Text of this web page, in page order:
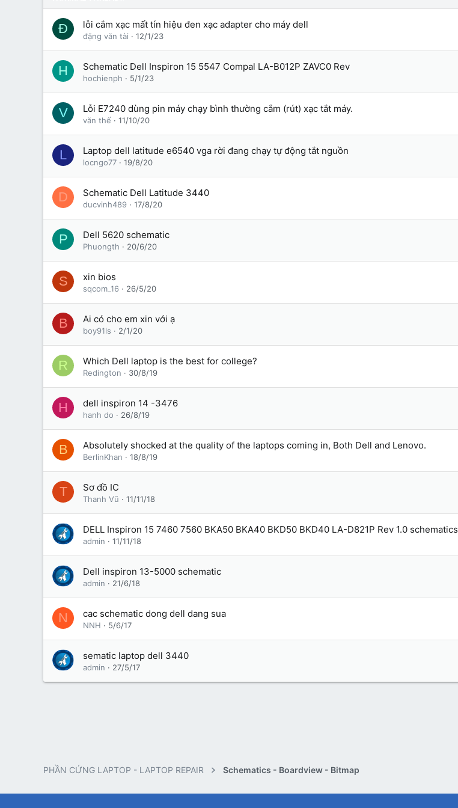
Đ lỗi cắm xạc mất tín hiệu đen xạc adapter cho máy dell
đặng văn tài 12/1/23
H Schematic Dell Inspiron 15 5547 Compal LA-B012P ZAVC0 Rev
hochienph 5/1/23
V Lỗi E7240 dùng pin máy chạy bình thường cắm (rút) xạc tắt máy.
văn thế 11/10/20
L Laptop dell latitude e6540 vga rời đang chạy tự động tắt nguồn
locngo77 19/8/20
D Schematic Dell Latitude 3440
ducvinh489 17/8/20
P Dell 5620 schematic
Phuongth 20/6/20
S xin bios
sqcom_16 26/5/20
B Ai có cho em xin với ạ
boy91ls 2/1/20
R Which Dell laptop is the best for college?
Redington 30/8/19
H dell inspiron 14 -3476
hanh do 26/8/19
B Absolutely shocked at the quality of the laptops coming in, Both Dell and Lenovo.
BerlinKhan 18/8/19
T Sơ đồ IC
Thanh Vũ 11/11/18
DELL Inspiron 15 7460 7560 BKA50 BKA40 BKD50 BKD40 LA-D821P Rev 1.0 schematics
admin 11/11/18
Dell inspiron 13-5000 schematic
admin 21/6/18
N cac schematic dong dell dang sua
NNH 5/6/17
sematic laptop dell 3440
admin 27/5/17
PHẦN CỨNG LAPTOP - LAPTOP REPAIR Schematics - Boardview - Bitmap